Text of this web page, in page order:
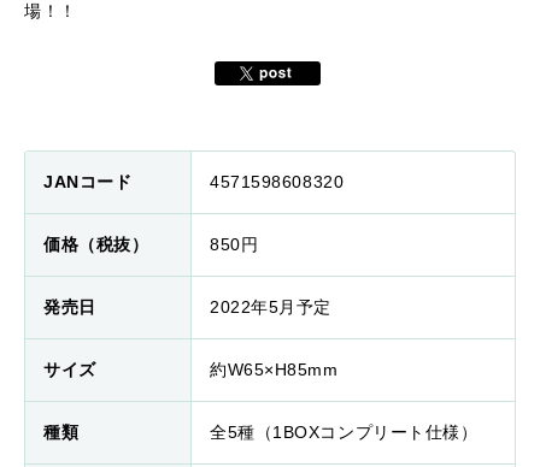
場！！
JANコード 4571598608320
価格（税抜） 850円
発売日 2022年5月予定
サイズ 約W65×H85mm
種類 全5種（1BOXコンプリート仕様）